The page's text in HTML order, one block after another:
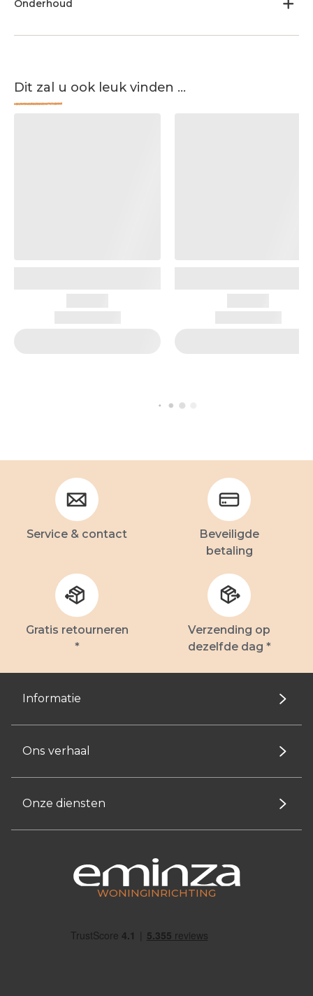
Onderhoud
Dit zal u ook leuk vinden ...
Service & contact
Beveiligde
betaling
Gratis retourneren
*
Verzending op
dezelfde dag *
Informatie
Ons verhaal
Onze diensten
WONINGINRICHTING